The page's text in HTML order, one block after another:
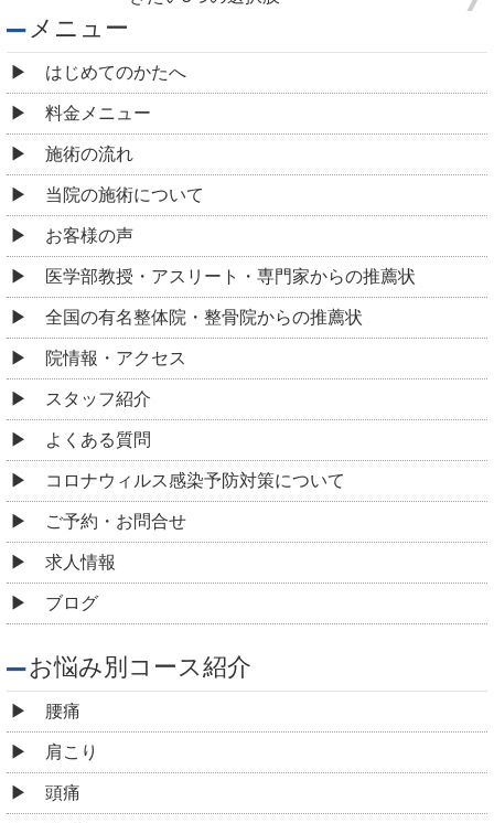
メニュー
はじめてのかたへ
料金メニュー
施術の流れ
当院の施術について
お客様の声
医学部教授・アスリート・専門家からの推薦状
全国の有名整体院・整骨院からの推薦状
院情報・アクセス
スタッフ紹介
よくある質問
コロナウィルス感染予防対策について
ご予約・お問合せ
求人情報
ブログ
お悩み別コース紹介
腰痛
肩こり
頭痛